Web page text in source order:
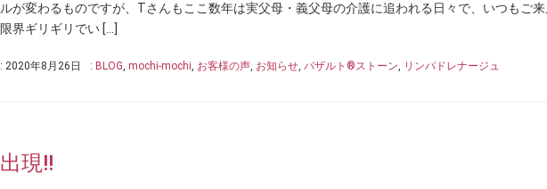
ルが変わるものですが、Tさんもここ数年は実父母・義父母の介護に追われる日々で、いつもご
限界ギリギリでい […]
: 2020年8月26日 : BLOG, mochi-mochi, お客様の声, お知らせ, バザルト®ストーン, リンパドレナージュ
出現!!